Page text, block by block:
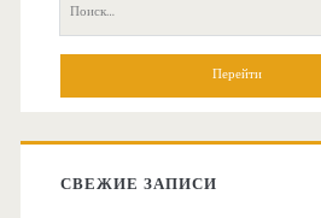
П
о
:
СВЕЖИЕ ЗАПИСИ